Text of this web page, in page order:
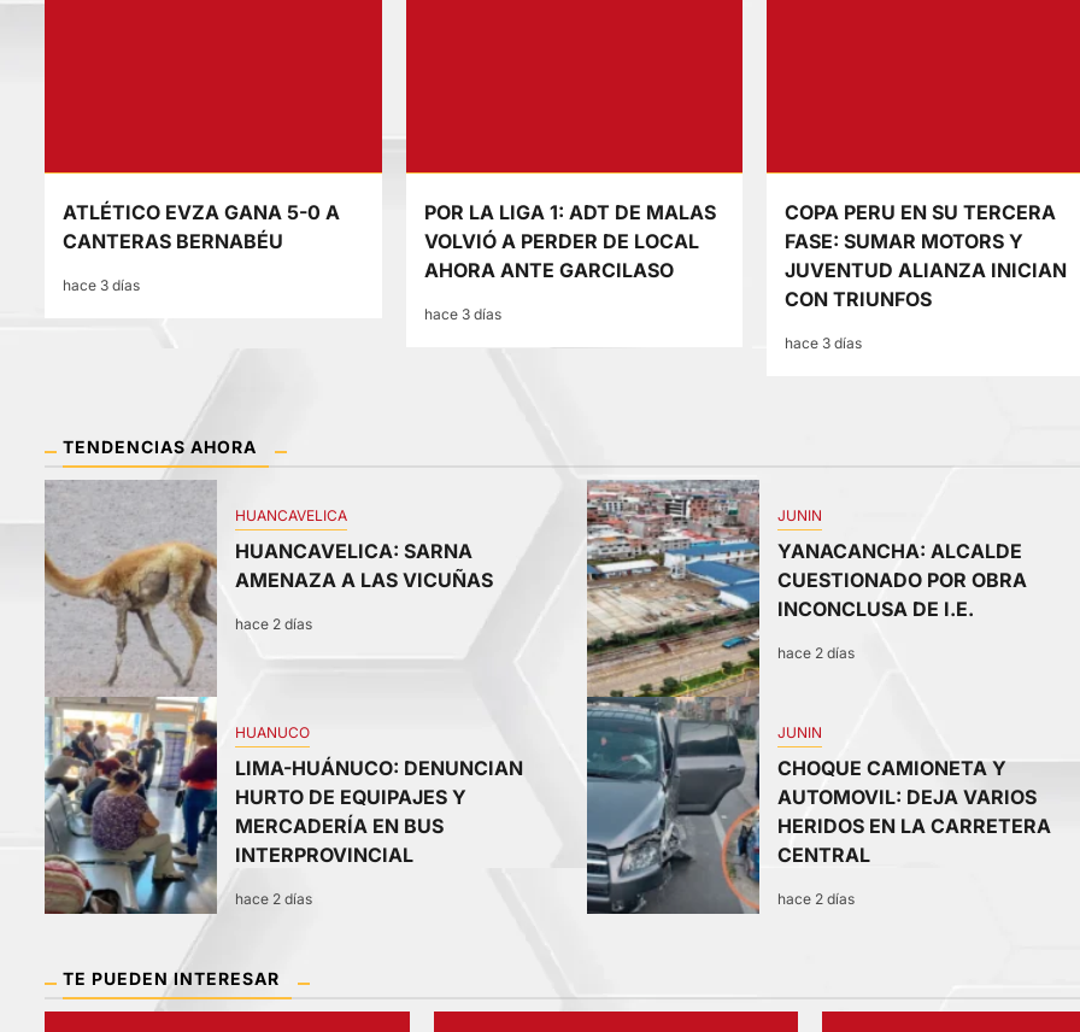
ATLÉTICO EVZA GANA 5-0 A
CANTERAS BERNABÉU
hace 3 días
POR LA LIGA 1: ADT DE MALAS
VOLVIÓ A PERDER DE LOCAL
AHORA ANTE GARCILASO
hace 3 días
COPA PERU EN SU TERCERA
FASE: SUMAR MOTORS Y
JUVENTUD ALIANZA INICIAN
CON TRIUNFOS
hace 3 días
TENDENCIAS AHORA
1
HUANCAVELICA
HUANCAVELICA: SARNA
AMENAZA A LAS VICUÑAS
hace 2 días
2
JUNIN
YANACANCHA: ALCALDE
CUESTIONADO POR OBRA
INCONCLUSA DE I.E.
hace 2 días
3
HUANUCO
LIMA-HUÁNUCO: DENUNCIAN
HURTO DE EQUIPAJES Y
MERCADERÍA EN BUS
INTERPROVINCIAL
hace 2 días
4
JUNIN
CHOQUE CAMIONETA Y
AUTOMOVIL: DEJA VARIOS
HERIDOS EN LA CARRETERA
CENTRAL
hace 2 días
TE PUEDEN INTERESAR